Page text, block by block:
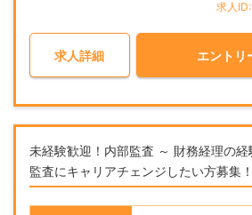
求人
求人詳細 エントリ
未経験歓迎！内部監査 ～ 財務経理の
監査にキャリアチェンジしたい方募集